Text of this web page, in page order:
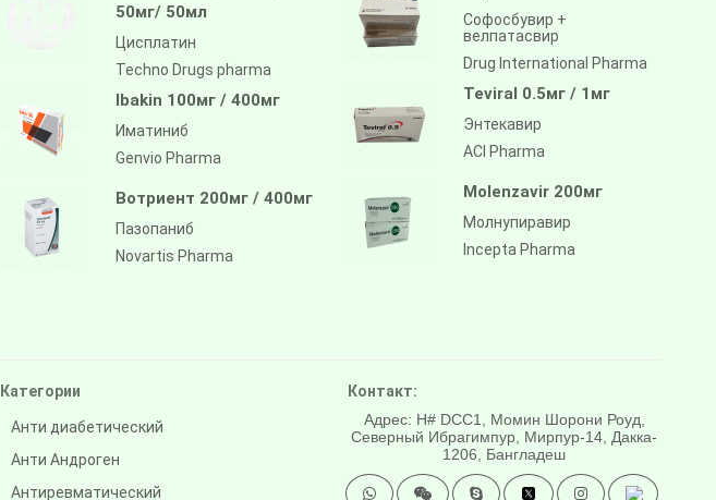
50мг/ 50мл
Цисплатин
Techno Drugs pharma
Ibakin 100мг / 400мг
Иматиниб
Genvio Pharma
Вотриент 200мг / 400мг
Пазопаниб
Novartis Pharma
Софосбувир +
велпатасвир
Drug International Pharma
Teviral 0.5мг / 1мг
Энтекавир
ACI Pharma
Molenzavir 200мг
Молнупиравир
Incepta Pharma
Категории
Анти диабетический
Анти Андроген
Антиревматический
Контакт:
Адрес: H# DCC1, Момин Шорони Роуд,
Северный Ибрагимпур, Мирпур-14, Дакка-
1206, Бангладеш